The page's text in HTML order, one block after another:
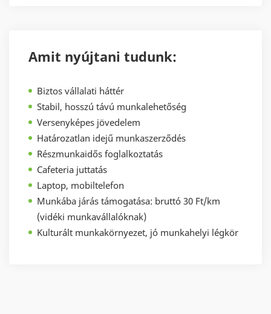
Amit nyújtani tudunk:
Biztos vállalati háttér
Stabil, hosszú távú munkalehetőség
Versenyképes jövedelem
Határozatlan idejű munkaszerződés
Részmunkaidős foglalkoztatás
Cafeteria juttatás
Laptop, mobiltelefon
Munkába járás támogatása: bruttó 30 Ft/km
(vidéki munkavállalóknak)
Kulturált munkakörnyezet, jó munkahelyi légkör